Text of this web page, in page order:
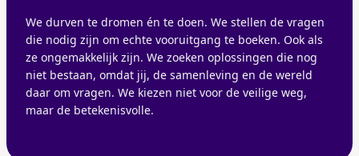
We durven te dromen én te doen. We stellen de vragen
die nodig zijn om echte vooruitgang te boeken. Ook als
ze ongemakkelijk zijn. We zoeken oplossingen die nog
niet bestaan, omdat jij, de samenleving en de wereld
daar om vragen. We kiezen niet voor de veilige weg,
maar de betekenisvolle.